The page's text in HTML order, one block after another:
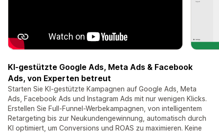
KI-gestützte Google Ads, Meta Ads & Facebook
Ads, von Experten betreut
Starten Sie KI-gestützte Kampagnen auf Google Ads, Meta
Ads, Facebook Ads und Instagram Ads mit nur wenigen Klicks.
Erstellen Sie Full-Funnel-Werbekampagnen, von intelligentem
Retargeting bis zur Neukundengewinnung, automatisch durch
KI optimiert, um Conversions und ROAS zu maximieren. Keine